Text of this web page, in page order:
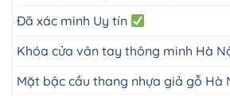
Đã xác minh Uy tín
Khóa cửa vân tay thông minh Hà
Mặt bậc cầu thang nhựa giả gỗ Hà